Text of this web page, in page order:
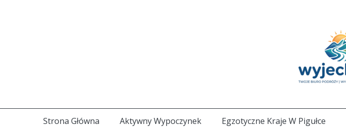
Strona Główna Aktywny Wypoczynek Egzotyczne Kraje W Pigułce